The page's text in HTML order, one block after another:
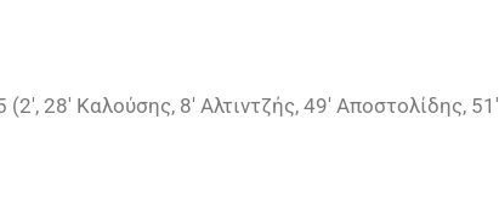
28′ Καλούσης, 8′ Αλτιντζής, 49′ Αποστολίδης, 51′